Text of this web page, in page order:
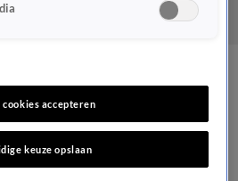
voor
de Mol: 'Het is
cookies accepteren
keuze opslaan